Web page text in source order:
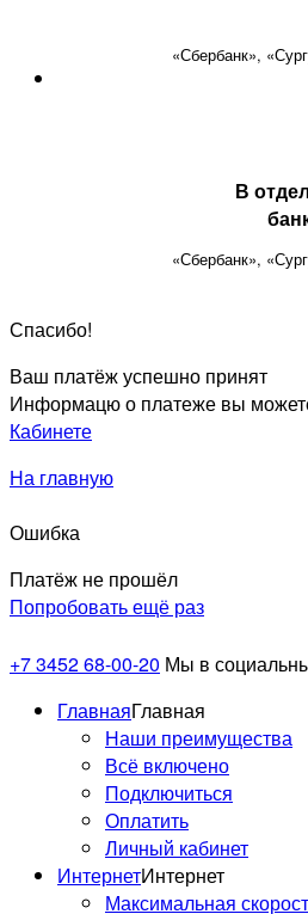
«Сбербанк»,
В
«Сбербанк»,
Спасибо!
Ваш платёж успешно принят
Информацю о платеже вы
Кабинете
На главную
Ошибка
Платёж не прошёл
Попробовать ещё раз
+7 3452 68-00-20 Мы в
ГлавнаяГлавная
Наши преимущества
Всё включено
Подключиться
Оплатить
Личный кабинет
ИнтернетИнтернет
Максимальная